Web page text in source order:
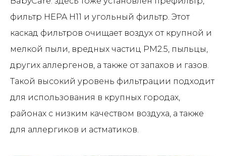
фильтр HEPA H11 и угольный фильтр. Этот
каскад фильтров очищает воздух от крупной и
мелкой пыли, вредных частиц PM2.5, пыльцы,
других аллергенов, а также от запахов и газов.
Такой высокий уровень фильтрации подходит
для использования в крупных городах,
районах с низким качеством воздуха, а также
для аллергиков и астматиков.